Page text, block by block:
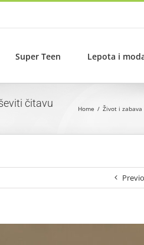
Super Teen Lepota i
čitavu
Home Život i zabava